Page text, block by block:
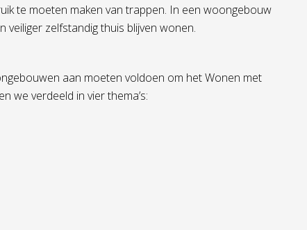
te moeten maken van trappen. In een woongebouw
veiliger zelfstandig thuis blijven wonen.
aan moeten voldoen om het Wonen met
we verdeeld in vier thema’s: